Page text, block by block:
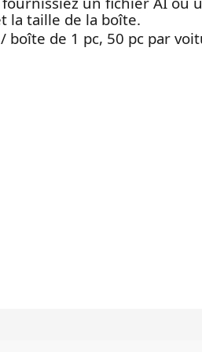
la taille de la boîte.
boîte de 1 pc, 50 pc par